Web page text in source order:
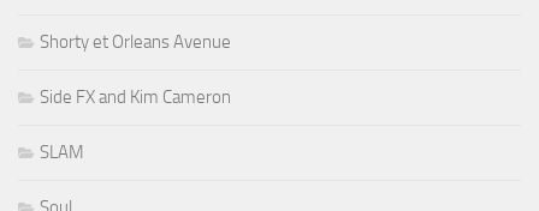
Shorty et Orleans Avenue
Side FX and Kim Cameron
SLAM